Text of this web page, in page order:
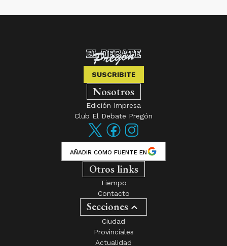
SUSCRIBITE
Nosotros
Edición Impresa
Club El Debate Pregón
AÑADIR COMO FUENTE EN
Otros links
Tiempo
Contacto
Secciones
Ciudad
Provinciales
Actualidad